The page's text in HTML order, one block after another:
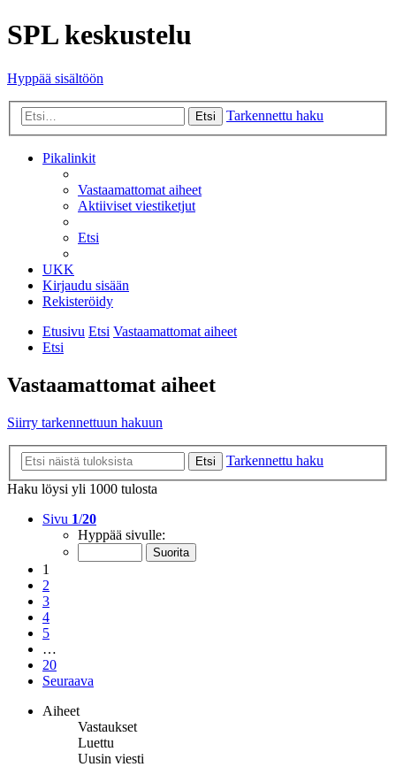
SPL keskustelu
Hyppää sisältöön
Etsi Tarkennettu haku
Pikalinkit
Vastaamattomat aiheet
Aktiiviset viestiketjut
Etsi
UKK
Kirjaudu sisään
Rekisteröidy
Etusivu Etsi Vastaamattomat aiheet
Etsi
Vastaamattomat aiheet
Siirry tarkennettuun hakuun
Etsi
Tarkennettu haku
Haku löysi yli 1000 tulosta
Sivu 1/20
Hyppää sivulle:
1
2
3
4
5
…
20
Seuraava
Aiheet
Vastaukset
Luettu
Uusin viesti